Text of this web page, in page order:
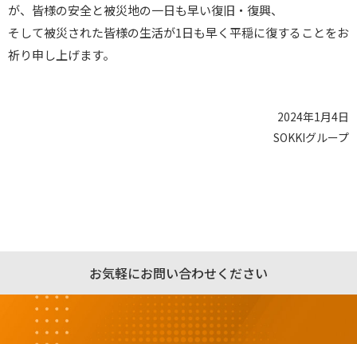
が、皆様の安全と被災地の一日も早い復旧・復興、
そして被災された皆様の生活が1日も早く平穏に復することをお
祈り申し上げます。
2024年1月4日
SOKKIグループ
お気軽にお問い合わせください